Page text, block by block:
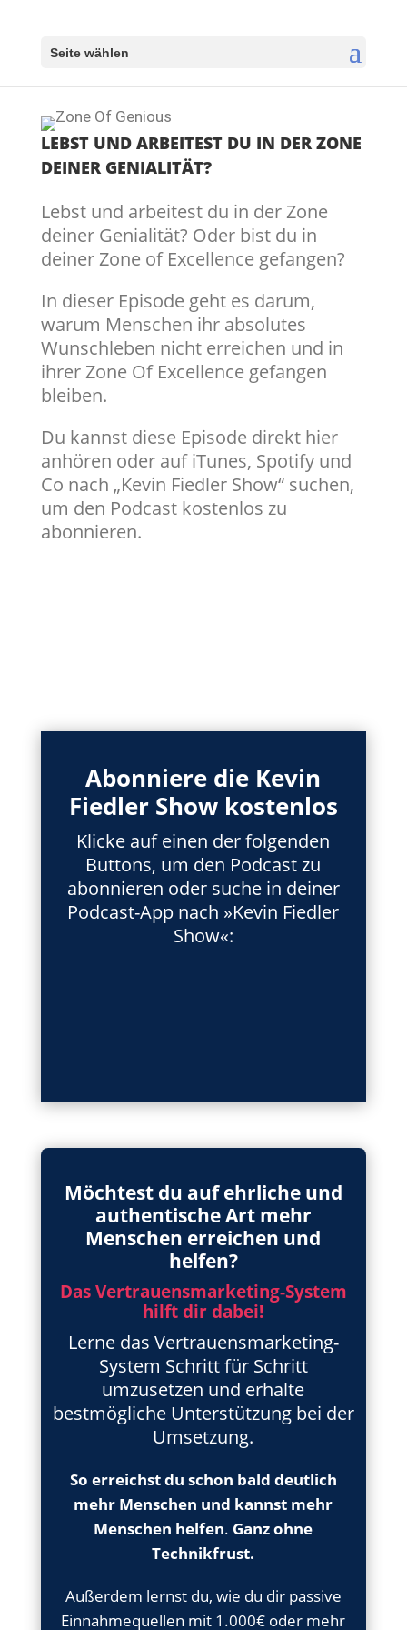
Seite wählen
LEBST UND ARBEITEST DU IN DER ZONE
DEINER GENIALITÄT?
Lebst und arbeitest du in der Zone
deiner Genialität? Oder bist du in
deiner Zone of Excellence gefangen?
In dieser Episode geht es darum,
warum Menschen ihr absolutes
Wunschleben nicht erreichen und in
ihrer Zone Of Excellence gefangen
bleiben.
Du kannst diese Episode direkt hier
anhören oder auf iTunes, Spotify und
Co nach „Kevin Fiedler Show“ suchen,
um den Podcast kostenlos zu
abonnieren.
Abonniere die Kevin
Fiedler Show kostenlos
Klicke auf einen der folgenden
Buttons, um den Podcast zu
abonnieren oder suche in deiner
Podcast-App nach »Kevin Fiedler
Show«:
Möchtest du auf ehrliche und
authentische Art mehr
Menschen erreichen und
helfen?
Das Vertrauensmarketing-System
hilft dir dabei!
Lerne das Vertrauensmarketing-
System Schritt für Schritt
umzusetzen und erhalte
bestmögliche Unterstützung bei der
Umsetzung.
So erreichst du schon bald deutlich
mehr Menschen und kannst mehr
Menschen helfen. Ganz ohne
Technikfrust.
Außerdem lernst du, wie du dir passive
Einnahmequellen mit 1.000€ oder mehr